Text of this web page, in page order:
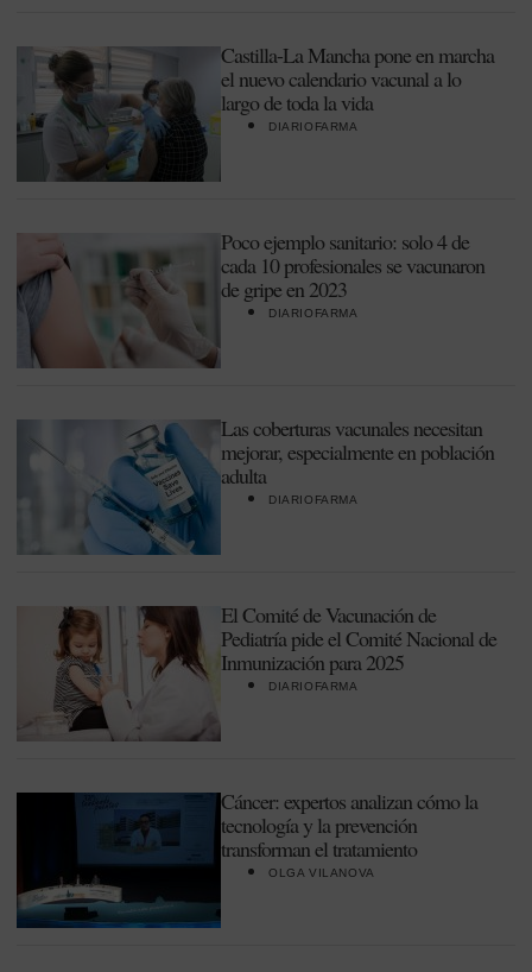
Castilla-La Mancha pone en marcha
el nuevo calendario vacunal a lo
largo de toda la vida
DIARIOFARMA
Poco ejemplo sanitario: solo 4 de
cada 10 profesionales se vacunaron
de gripe en 2023
DIARIOFARMA
Las coberturas vacunales necesitan
mejorar, especialmente en población
adulta
DIARIOFARMA
El Comité de Vacunación de
Pediatría pide el Comité Nacional de
Inmunización para 2025
DIARIOFARMA
Cáncer: expertos analizan cómo la
tecnología y la prevención
transforman el tratamiento
OLGA VILANOVA